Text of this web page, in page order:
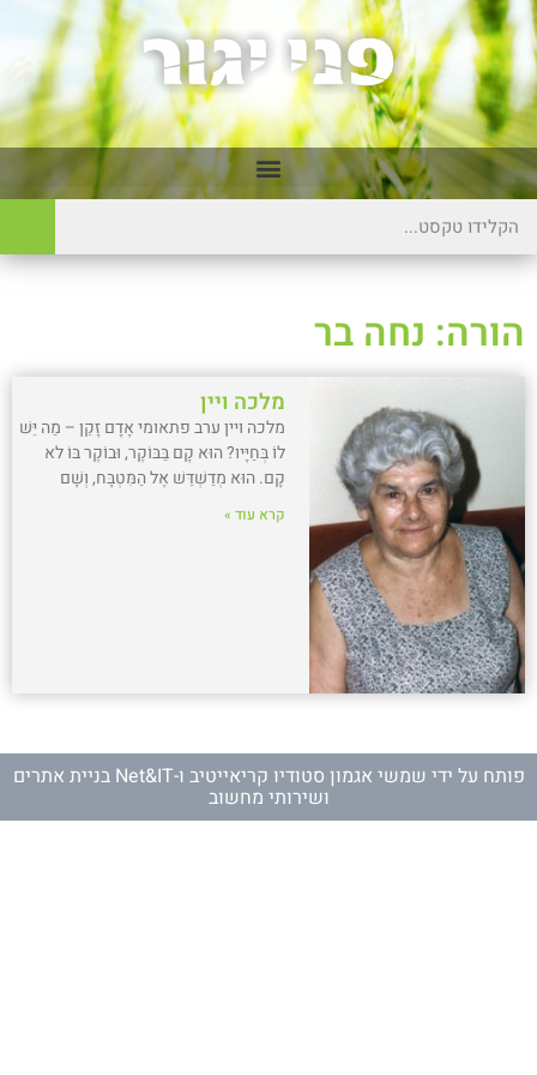
הורה: נחה בר
מלכה ויין
מלכה ויין ערב פתאומי אָדָם זָקֵן – מַה יֵּשׁ
לוֹ בְּחַיָּיו? הוּא קָם בַּבּוֹקֶר, וּבוֹקֶר בּוֹ לא
קָם. הוּא מְדַשְׁדֵּשׁ אֶל הַמִּטְבָּח, וְשָׁם
קרא עוד »
פותח על ידי שמשי אגמון סטודיו קריאייטיב ו- Net&IT בניית אתרים
ושירותי מחשוב